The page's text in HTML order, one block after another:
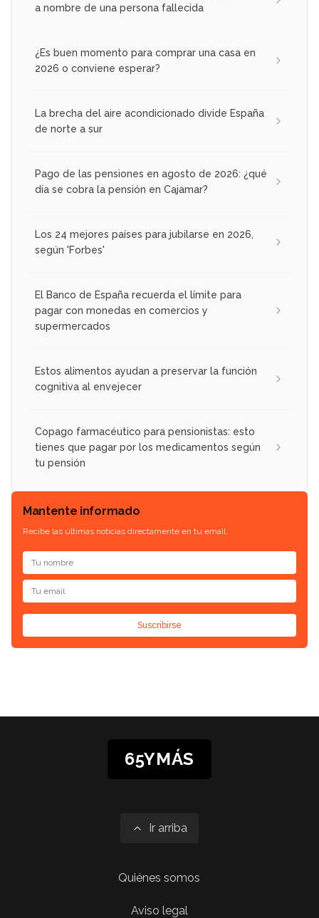
a nombre de una persona fallecida
¿Es buen momento para comprar una casa en
2026 o conviene esperar?
La brecha del aire acondicionado divide España
de norte a sur
Pago de las pensiones en agosto de 2026: ¿qué
día se cobra la pensión en Cajamar?
Los 24 mejores países para jubilarse en 2026,
según 'Forbes'
El Banco de España recuerda el límite para
pagar con monedas en comercios y
supermercados
Estos alimentos ayudan a preservar la función
cognitiva al envejecer
Copago farmacéutico para pensionistas: esto
tienes que pagar por los medicamentos según
tu pensión
Mantente informado
Recibe las últimas noticias directamente en tu email.
Suscribirse
65YMÁS
Ir arriba
Quiénes somos
Aviso legal